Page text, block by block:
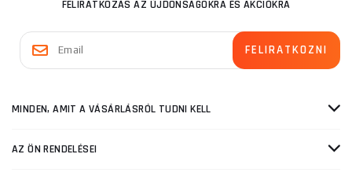
FELIRATKOZÁS AZ ÚJDONSÁGOKRA ÉS AKCIÓKRA
MINDEN, AMIT A VÁSÁRLÁSRÓL TUDNI KELL
AZ ÖN RENDELÉSEI